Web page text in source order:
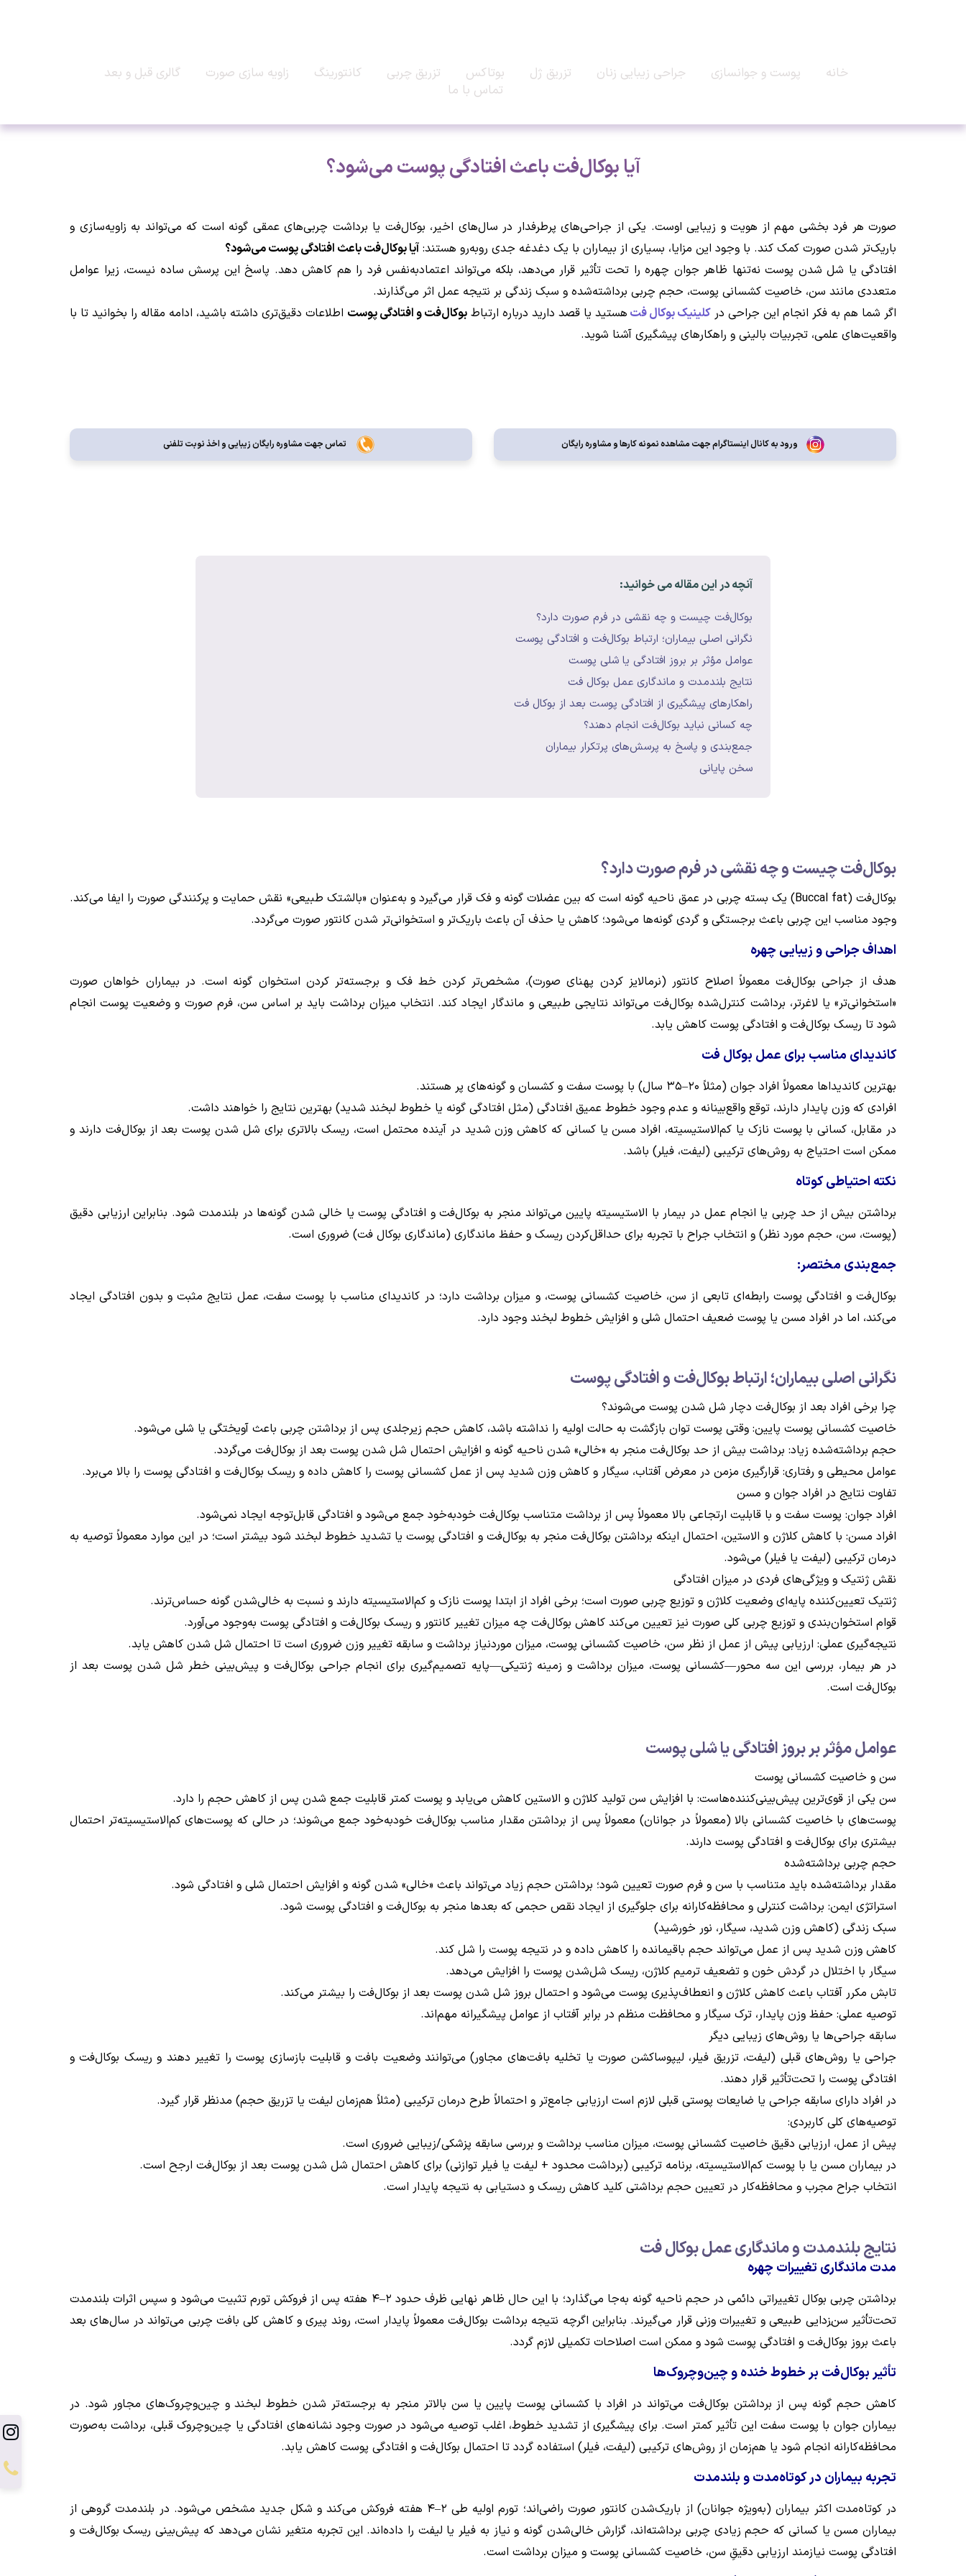
خانه پوست و جوانسازی جراحی زیبایی زنان تزریق ژل بوتاکس تزریق چربی کانتورینگ زاویه سازی صورت
گالری قبل و بعد
تماس با ما
آیا بوکال‌فت باعث افتادگی پوست می‌شود؟
صورت هر فرد بخشی مهم از هویت و زیبایی اوست. یکی از جراحی‌های پرطرفدار در سال‌های اخیر، بوکال‌فت یا برداشت چربی‌های عمقی گونه است که می‌تواند به زاویه‌سازی و
باریک‌تر شدن صورت کمک کند. با وجود این مزایا، بسیاری از بیماران با یک دغدغه جدی روبه‌رو هستند: آیا بوکال‌فت باعث افتادگی پوست می‌شود؟
افتادگی یا شل شدن پوست نه‌تنها ظاهر جوان چهره را تحت تأثیر قرار می‌دهد، بلکه می‌تواند اعتمادبه‌نفس فرد را هم کاهش دهد. پاسخ این پرسش ساده نیست، زیرا عوامل
متعددی مانند سن، خاصیت کشسانی پوست، حجم چربی برداشته‌شده و سبک زندگی بر نتیجه عمل اثر می‌گذارند.
اگر شما هم به فکر انجام این جراحی در کلینیک بوکال فت هستید یا قصد دارید درباره ارتباط بوکال‌فت و افتادگی پوست اطلاعات دقیق‌تری داشته باشید، ادامه مقاله را بخوانید تا با
واقعیت‌های علمی، تجربیات بالینی و راهکارهای پیشگیری آشنا شوید.
ورود به کانال اینستاگرام جهت مشاهده نمونه کارها و مشاوره رایگان تماس جهت مشاوره رايگان زيبايی و اخذ نوبت تلفنی
آنچه در این مقاله می خوانید:
بوکال‌فت چیست و چه نقشی در فرم صورت دارد؟
نگرانی اصلی بیماران؛ ارتباط بوکال‌فت و افتادگی پوست
عوامل مؤثر بر بروز افتادگی یا شلی پوست
نتایج بلندمدت و ماندگاری عمل بوکال فت
راهکارهای پیشگیری از افتادگی پوست بعد از بوکال فت
چه کسانی نباید بوکال‌فت انجام دهند؟
جمع‌بندی و پاسخ به پرسش‌های پرتکرار بیماران
سخن پایانی
بوکال‌فت چیست و چه نقشی در فرم صورت دارد؟
بوکال‌فت (Buccal fat) یک بسته چربی در عمق ناحیه گونه است که بین عضلات گونه و فک قرار می‌گیرد و به‌عنوان «بالشتک طبیعی» نقش حمایت و پرکنندگی صورت را ایفا می‌کند.
وجود مناسب این چربی باعث برجستگی و گردی گونه‌ها می‌شود؛ کاهش یا حذف آن باعث باریک‌تر و استخوانی‌تر شدن کانتور صورت می‌گردد.
اهداف جراحی و زیبایی چهره
هدف از جراحی بوکال‌فت معمولاً اصلاح کانتور (نرمالایز کردن پهنای صورت)، مشخص‌تر کردن خط فک و برجسته‌تر کردن استخوان گونه است. در بیماران خواهان صورت
«استخوانی‌تر» یا لاغرتر، برداشت کنترل‌شده بوکال‌فت می‌تواند نتایجی طبیعی و ماندگار ایجاد کند. انتخاب میزان برداشت باید بر اساس سن، فرم صورت و وضعیت پوست انجام
شود تا ریسک بوکال‌فت و افتادگی پوست کاهش یابد.
کاندیدای مناسب برای عمل بوکال فت
بهترین کاندیداها معمولاً افراد جوان (مثلاً ۲۰–۳۵ سال) با پوست سفت و کشسان و گونه‌های پر هستند.
افرادی که وزن پایدار دارند، توقع واقع‌بینانه و عدم وجود خطوط عمیق افتادگی (مثل افتادگی گونه یا خطوط لبخند شدید) بهترین نتایج را خواهند داشت.
در مقابل، کسانی با پوست نازک یا کم‌الاستیسیته، افراد مسن یا کسانی که کاهش وزن شدید در آینده محتمل است، ریسک بالاتری برای شل شدن پوست بعد از بوکال‌فت دارند و
ممکن است احتیاج به روش‌های ترکیبی (لیفت، فیلر) باشد.
نکته احتیاطی کوتاه
برداشتن بیش از حد چربی یا انجام عمل در بیمار با الاستیسیته پایین می‌تواند منجر به بوکال‌فت و افتادگی پوست یا خالی شدن گونه‌ها در بلندمدت شود. بنابراین ارزیابی دقیق
(پوست، سن، حجم مورد نظر) و انتخاب جراح با تجربه برای حداقل‌کردن ریسک و حفظ ماندگاری (ماندگاری بوکال فت) ضروری است.
جمع‌بندی مختصر:
بوکال‌فت و افتادگی پوست رابطه‌ای تابعی از سن، خاصیت کشسانی پوست، و میزان برداشت دارد؛ در کاندیدای مناسب با پوست سفت، عمل نتایج مثبت و بدون افتادگی ایجاد
می‌کند، اما در افراد مسن یا پوست ضعیف احتمال شلی و افزایش خطوط لبخند وجود دارد.
نگرانی اصلی بیماران؛ ارتباط بوکال‌فت و افتادگی پوست
چرا برخی افراد بعد از بوکال‌فت دچار شل شدن پوست می‌شوند؟
خاصیت کشسانی پوست پایین: وقتی پوست توان بازگشت به حالت اولیه را نداشته باشد، کاهش حجم زیرجلدی پس از برداشتن چربی باعث آویختگی یا شلی می‌شود.
حجم برداشته‌شده زیاد: برداشت بیش از حد بوکال‌فت منجر به «خالی» شدن ناحیه گونه و افزایش احتمال شل شدن پوست بعد از بوکال‌فت می‌گردد.
عوامل محیطی و رفتاری: قرارگیری مزمن در معرض آفتاب، سیگار و کاهش وزن شدید پس از عمل کشسانی پوست را کاهش داده و ریسک بوکال‌فت و افتادگی پوست را بالا می‌برد.
تفاوت نتایج در افراد جوان و مسن
افراد جوان: پوست سفت و با قابلیت ارتجاعی بالا معمولاً پس از برداشت متناسب بوکال‌فت خودبه‌خود جمع می‌شود و افتادگی قابل‌توجه ایجاد نمی‌شود.
افراد مسن: با کاهش کلاژن و الاستین، احتمال اینکه برداشتن بوکال‌فت منجر به بوکال‌فت و افتادگی پوست یا تشدید خطوط لبخند شود بیشتر است؛ در این موارد معمولاً توصیه به
درمان ترکیبی (لیفت یا فیلر) می‌شود.
نقش ژنتیک و ویژگی‌های فردی در میزان افتادگی
ژنتیک تعیین‌کننده پایه‌ای وضعیت کلاژن و توزیع چربی صورت است؛ برخی افراد از ابتدا پوست نازک و کم‌الاستیسیته دارند و نسبت به خالی‌شدن گونه حساس‌ترند.
قوام استخوان‌بندی و توزیع چربی کلی صورت نیز تعیین می‌کند کاهش بوکال‌فت چه میزان تغییر کانتور و ریسک بوکال‌فت و افتادگی پوست به‌وجود می‌آورد.
نتیجه‌گیری عملی: ارزیابی پیش از عمل از نظر سن، خاصیت کشسانی پوست، میزان موردنیاز برداشت و سابقه تغییر وزن ضروری است تا احتمال شل شدن کاهش یابد.
در هر بیمار، بررسی این سه محور—کشسانی پوست، میزان برداشت و زمینه ژنتیکی—پایه تصمیم‌گیری برای انجام جراحی بوکال‌فت و پیش‌بینی خطر شل شدن پوست بعد از
بوکال‌فت است.
عوامل مؤثر بر بروز افتادگی یا شلی پوست
سن و خاصیت کشسانی پوست
سن یکی از قوی‌ترین پیش‌بینی‌کننده‌هاست: با افزایش سن تولید کلاژن و الاستین کاهش می‌یابد و پوست کمتر قابلیت جمع شدن پس از کاهش حجم را دارد.
پوست‌های با خاصیت کشسانی بالا (معمولاً در جوانان) معمولاً پس از برداشتن مقدار مناسب بوکال‌فت خودبه‌خود جمع می‌شوند؛ در حالی که پوست‌های کم‌الاستیسیته‌تر احتمال
بیشتری برای بوکال‌فت و افتادگی پوست دارند.
حجم چربی برداشته‌شده
مقدار برداشته‌شده باید متناسب با سن و فرم صورت تعیین شود؛ برداشتن حجم زیاد می‌تواند باعث «خالی» شدن گونه و افزایش احتمال شلی و افتادگی شود.
استراتژی ایمن: برداشت کنترلی و محافظه‌کارانه برای جلوگیری از ایجاد نقص حجمی که بعدها منجر به بوکال‌فت و افتادگی پوست شود.
سبک زندگی (کاهش وزن شدید، سیگار، نور خورشید)
کاهش وزن شدید پس از عمل می‌تواند حجم باقیمانده را کاهش داده و در نتیجه پوست را شل کند.
سیگار با اختلال در گردش خون و تضعیف ترمیم کلاژن، ریسک شل‌شدن پوست را افزایش می‌دهد.
تابش مکرر آفتاب باعث کاهش کلاژن و انعطاف‌پذیری پوست می‌شود و احتمال بروز شل شدن پوست بعد از بوکال‌فت را بیشتر می‌کند.
توصیه عملی: حفظ وزن پایدار، ترک سیگار و محافظت منظم در برابر آفتاب از عوامل پیشگیرانه مهم‌اند.
سابقه جراحی‌ها یا روش‌های زیبایی دیگر
جراحی یا روش‌های قبلی (لیفت، تزریق فیلر، لیپوساکشن صورت یا تخلیه بافت‌های مجاور) می‌توانند وضعیت بافت و قابلیت بازسازی پوست را تغییر دهند و ریسک بوکال‌فت و
افتادگی پوست را تحت‌تأثیر قرار دهند.
در افراد دارای سابقه جراحی یا ضایعات پوستی قبلی لازم است ارزیابی جامع‌تر و احتمالاً طرح درمان ترکیبی (مثلاً هم‌زمان لیفت یا تزریق حجم) مدنظر قرار گیرد.
توصیه‌‌های کلی کاربردی:
پیش از عمل، ارزیابی دقیق خاصیت کشسانی پوست، میزان مناسب برداشت و بررسی سابقه پزشکی/زیبایی ضروری است.
در بیماران مسن یا با پوست کم‌الاستیسیته، برنامه ترکیبی (برداشت محدود + لیفت یا فیلر توازنی) برای کاهش احتمال شل شدن پوست بعد از بوکال‌فت ارجح است.
انتخاب جراح مجرب و محافظه‌کار در تعیین حجم برداشتی کلید کاهش ریسک و دستیابی به نتیجه پایدار است.
نتایج بلندمدت و ماندگاری عمل بوکال فت
مدت ماندگاری تغییرات چهره
برداشتن چربی بوکال تغییراتی دائمی در حجم ناحیه گونه به‌جا می‌گذارد؛ با این حال ظاهر نهایی ظرف حدود ۲–۴ هفته پس از فروکش تورم تثبیت می‌شود و سپس اثرات بلندمدت
تحت‌تأثیر سن‌̱‌زدایی طبیعی و تغییرات وزنی قرار می‌گیرند. بنابراین اگرچه نتیجه برداشت بوکال‌فت معمولاً پایدار است، روند پیری و کاهش کلی بافت چربی می‌تواند در سال‌های بعد
باعث بروز بوکال‌فت و افتادگی پوست شود و ممکن است اصلاحات تکمیلی لازم گردد.
تأثیر بوکال‌فت بر خطوط خنده و چین‌وچروک‌ها
کاهش حجم گونه پس از برداشتن بوکال‌فت می‌تواند در افراد با کشسانی پوست پایین یا سن بالاتر منجر به برجسته‌تر شدن خطوط لبخند و چین‌وچروک‌های مجاور شود. در
بیماران جوان با پوست سفت این تأثیر کمتر است. برای پیشگیری از تشدید خطوط، اغلب توصیه می‌شود در صورت وجود نشانه‌های افتادگی یا چین‌وچروک قبلی، برداشت به‌صورت
محافظه‌کارانه انجام شود یا هم‌زمان از روش‌های ترکیبی (لیفت، فیلر) استفاده گردد تا احتمال بوکال‌فت و افتادگی پوست کاهش یابد.
تجربه بیماران در کوتاه‌مدت و بلندمدت
در کوتاه‌مدت اکثر بیماران (به‌ویژه جوانان) از باریک‌شدن کانتور صورت راضی‌اند؛ تورم اولیه طی ۲–۴ هفته فروکش می‌کند و شکل جدید مشخص می‌شود. در بلندمدت گروهی از
بیماران مسن یا کسانی که حجم زیادی چربی برداشته‌اند، گزارش خالی‌شدن گونه و نیاز به فیلر یا لیفت را داده‌اند. این تجربه متغیر نشان می‌دهد که پیش‌بینی ریسک بوکال‌فت و
افتادگی پوست نیازمند ارزیابی دقیقِ سن، خاصیت کشسانی پوست و میزان برداشت است.